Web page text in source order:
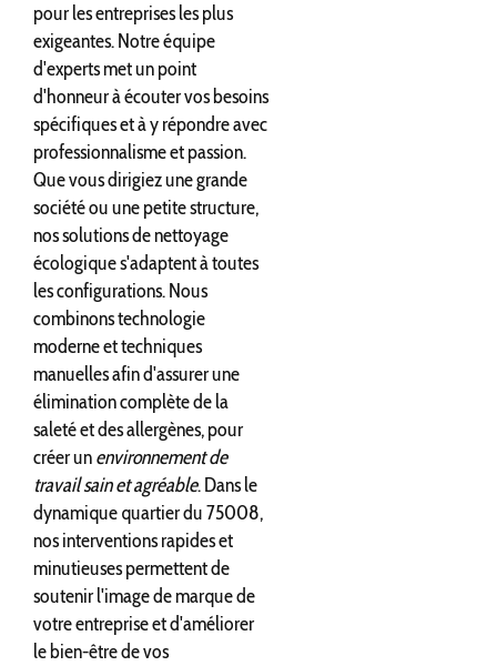
pour les entreprises les plus
exigeantes. Notre équipe
d'experts met un point
d'honneur à écouter vos besoins
spécifiques et à y répondre avec
professionnalisme et passion.
Que vous dirigiez une grande
société ou une petite structure,
nos solutions de nettoyage
écologique s'adaptent à toutes
les configurations. Nous
combinons technologie
moderne et techniques
manuelles afin d'assurer une
élimination complète de la
saleté et des allergènes, pour
créer unenvironnement de
travail sain et agréable. Dans le
dynamique quartier du 75008,
nos interventions rapides et
minutieuses permettent de
soutenir l'image de marque de
votre entreprise et d'améliorer
le bien-être de vos